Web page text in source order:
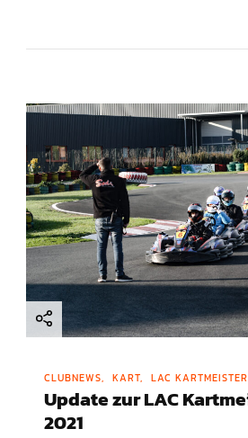
CLUBNEWS KART LAC
Update zur LAC
2021